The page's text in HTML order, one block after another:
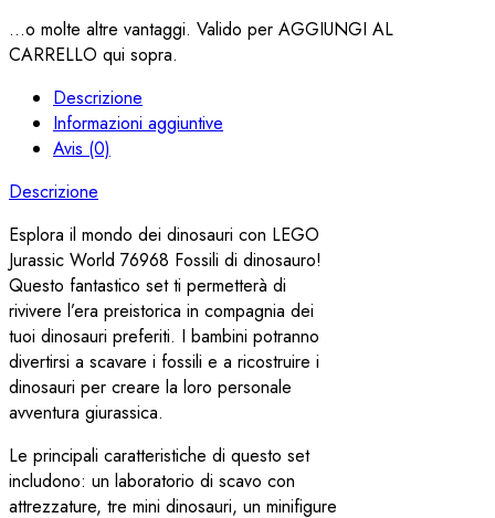
...o molte altre vantaggi. Valido per AGGIUNGI AL
CARRELLO qui sopra.
Descrizione
Informazioni aggiuntive
Avis (0)
Descrizione
Esplora il mondo dei dinosauri con LEGO
Jurassic World 76968 Fossili di dinosauro!
Questo fantastico set ti permetterà di
rivivere l’era preistorica in compagnia dei
tuoi dinosauri preferiti. I bambini potranno
divertirsi a scavare i fossili e a ricostruire i
dinosauri per creare la loro personale
avventura giurassica.
Le principali caratteristiche di questo set
includono: un laboratorio di scavo con
attrezzature, tre mini dinosauri, un minifigure